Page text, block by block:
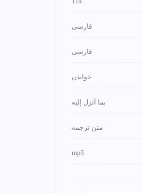
فارسی
فارسی
خواندن
بما أنزل إليه
متن ترجمه
mp3